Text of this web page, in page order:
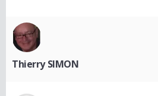
Thierry SIMON